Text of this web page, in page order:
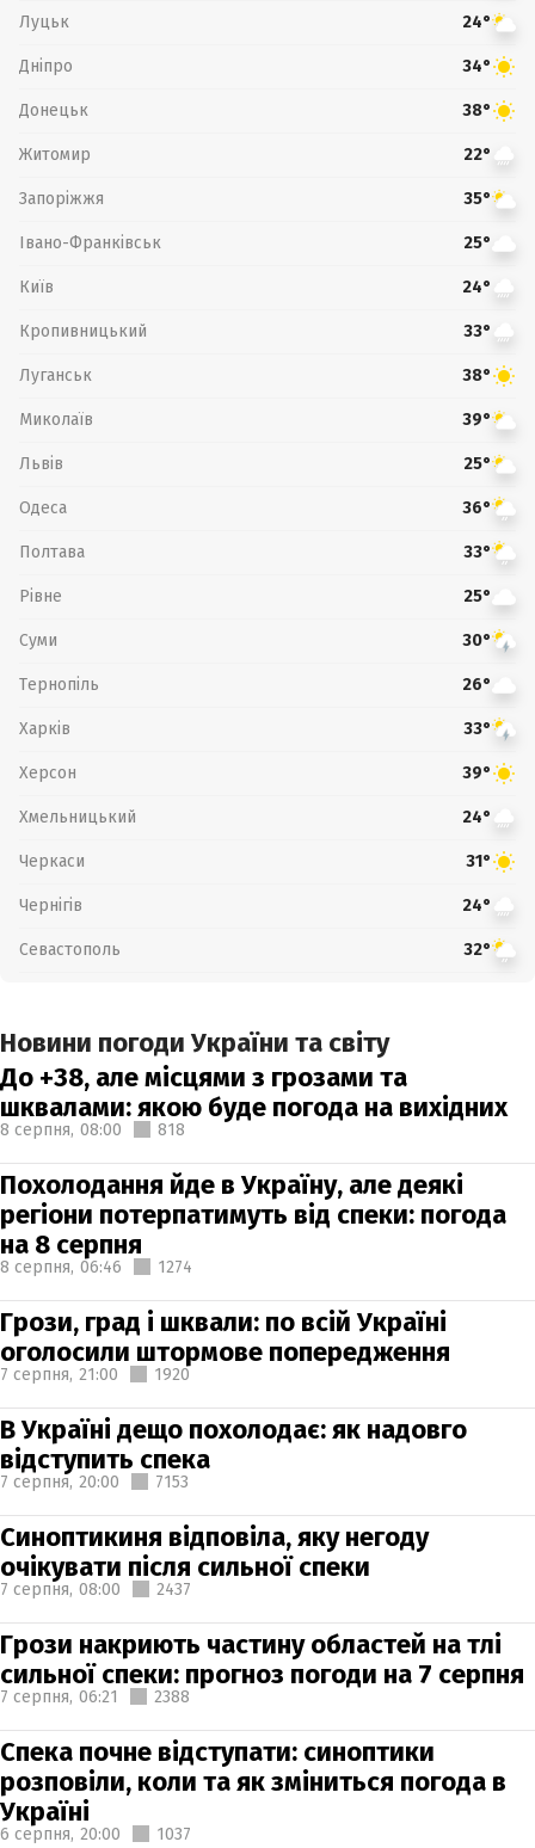
Луцьк 24°
Дніпро 34°
Донецьк 38°
Житомир 22°
Запоріжжя 35°
Івано-Франківськ 25°
Київ 24°
Кропивницький 33°
Луганськ 38°
Миколаїв 39°
Львів 25°
Одеса 36°
Полтава 33°
Рівне 25°
Суми 30°
Тернопіль 26°
Харків 33°
Херсон 39°
Хмельницький 24°
Черкаси 31°
Чернігів 24°
Севастополь 32°
Новини погоди України та світу
До +38, але місцями з грозами та
шквалами: якою буде погода на вихідних
8 серпня, 08:00 818
Похолодання йде в Україну, але деякі
регіони потерпатимуть від спеки: погода
на 8 серпня
8 серпня, 06:46 1274
Грози, град і шквали: по всій Україні
оголосили штормове попередження
7 серпня, 21:00 1920
В Україні дещо похолодає: як надовго
відступить спека
7 серпня, 20:00 7153
Синоптикиня відповіла, яку негоду
очікувати після сильної спеки
7 серпня, 08:00 2437
Грози накриють частину областей на тлі
сильної спеки: прогноз погоди на 7 серпня
7 серпня, 06:21 2388
Спека почне відступати: синоптики
розповіли, коли та як зміниться погода в
Україні
6 серпня, 20:00 1037